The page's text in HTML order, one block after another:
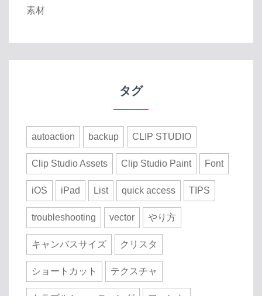
素材
タグ
autoaction backup CLIP STUDIO
Clip Studio Assets Clip Studio Paint Font
iOS iPad List quick access TIPS
troubleshooting vector やり方
キャンバスサイズ クリスタ
ショートカット テクスチャ